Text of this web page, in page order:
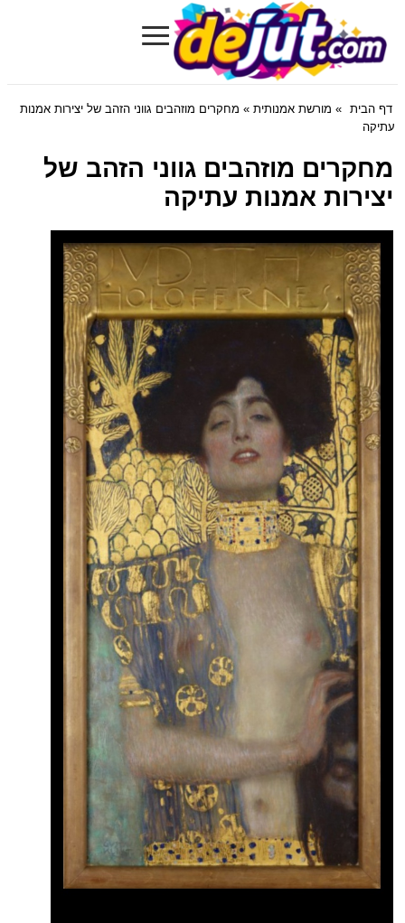
Dejut.com
≡
דף הבית » מורשת אמנותית » מחקרים מוזהבים גווני הזהב של יצירות אמנות
עתיקה
מחקרים מוזהבים גווני הזהב של
יצירות אמנות עתיקה